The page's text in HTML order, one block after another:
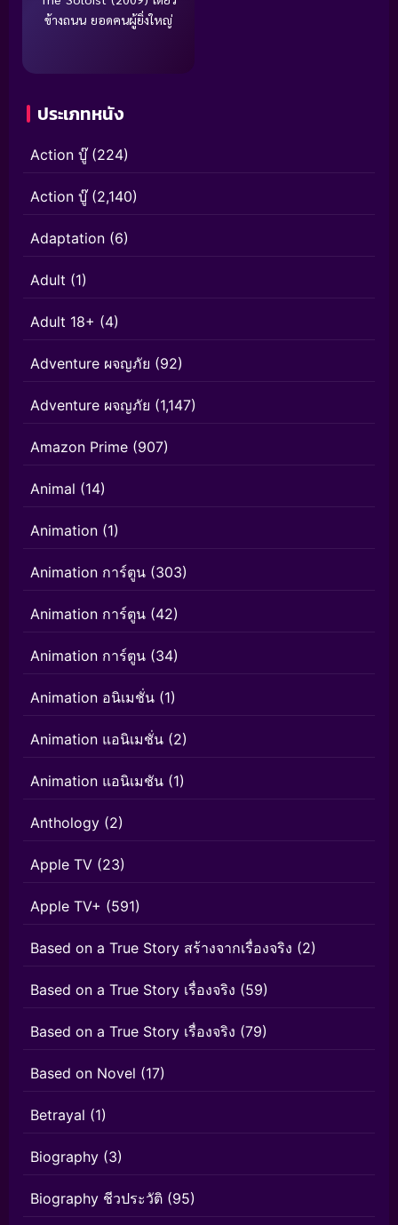
ข้างถนน ยอดคนผู้ยิ่งใหญ่
ประเภทหนัง
Action บู๊(224)
Action บู๊(2,140)
Adaptation (6)
Adult (1)
Adult 18+ (4)
Adventure ผจญภัย (92)
Adventure ผจญภัย (1,147)
Amazon Prime (907)
Animal (14)
Animation (1)
Animation การ์ตูน (303)
Animation การ์ตูน (42)
Animation การ์ตูน (34)
Animation อนิเมชั่น (1)
Animation แอนิเมชั่น (2)
Animation แอนิเมชัน (1)
Anthology (2)
Apple TV (23)
Apple TV+ (591)
Based on a True Story สร้างจากเรื่องจริง (2)
Based on a True Story เรื่องจริง (59)
Based on a True Story เรื่องจริง (79)
Based on Novel (17)
Betrayal (1)
Biography (3)
Biography ชีวประวัติ (95)